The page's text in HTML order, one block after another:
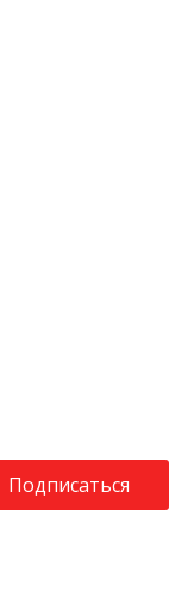
Подписаться